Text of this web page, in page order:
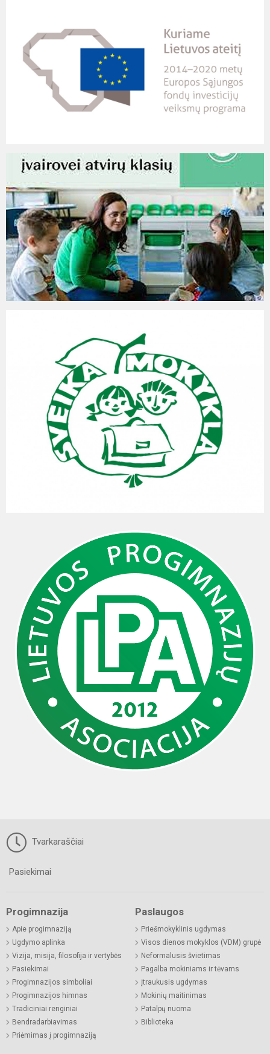
Tvarkaraščiai
Pasiekimai
Progimnazija
Apie progimnaziją
Ugdymo aplinka
Vizija, misija, filosofija ir vertybės
Pasiekimai
Progimnazijos simboliai
Progimnazijos himnas
Tradiciniai renginiai
Bendradarbiavimas
Priėmimas į progimnaziją
Paslaugos
Priešmokyklinis ugdymas
Visos dienos mokyklos (VDM) grupė
Neformalusis švietimas
Pagalba mokiniams ir tėvams
Įtraukusis ugdymas
Mokinių maitinimas
Patalpų nuoma
Biblioteka